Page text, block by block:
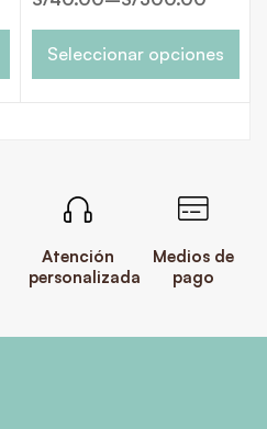
Seleccionar opciones
Atención
personalizada
Medios de
pago